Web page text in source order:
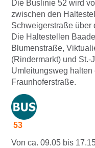
Die Buslinie 52 wird
zwischen den
Schweigerstraße über
Die Haltestellen
Blumenstraße,
(Rindermarkt) und St.-
Umleitungsweg halten
Fraunhoferstraße.
53
Von ca. 09.05 bis